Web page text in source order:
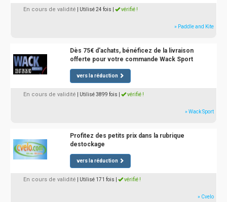
En cours de validité | Utilisé 24 fois vérifié !
» Paddle and Kite
Dès 75€ d'achats, bénéficez de la livraison
offerte pour votre commande Wack Sport
vers la réduction
En cours de validité | Utilisé 3899 fois vérifié !
» Wack Sport
Profitez des petits prix dans la rubrique
destockage
vers la réduction
En cours de validité | Utilisé 171 fois vérifié !
» Cvelo